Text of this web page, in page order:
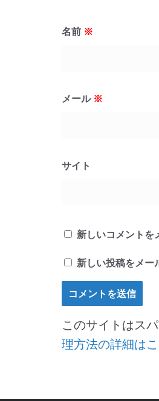
名前 ※
メール ※
サイト
新しいコメントを
新しい投稿をメー
このサイトはス
理方法の詳細は